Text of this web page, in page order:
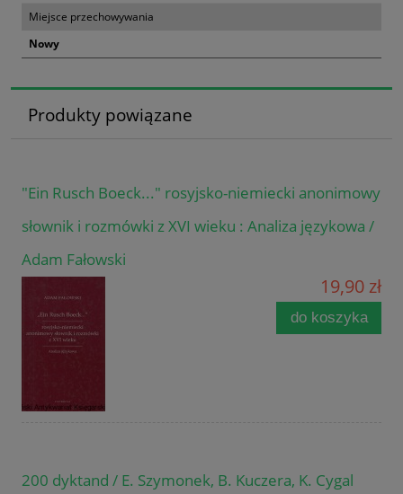
Miejsce przechowywania
Nowy
Produkty powiązane
"Ein Rusch Boeck..." rosyjsko-niemiecki anonimowy
słownik i rozmówki z XVI wieku : Analiza językowa /
Adam Fałowski
19,90 zł
do koszyka
200 dyktand / E. Szymonek, B. Kuczera, K. Cygal